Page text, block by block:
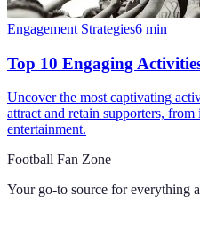
Engagement Strategies6 min
Top 10 Engaging
Uncover the most captivating
attract and retain supporters,
entertainment.
Football Fan Zone
Your go-to source for everything